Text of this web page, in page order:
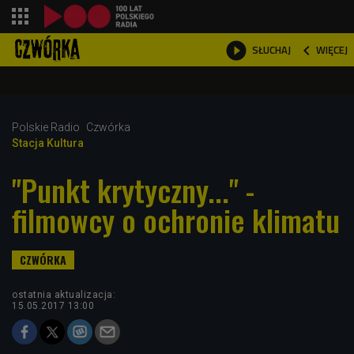
 SŁUCHAJ  WIĘCEJ

Polskie Radio
Czwórka
Stacja Kultura
"Punkt krytyczny..." -
filmowcy o ochronie klimatu
ostatnia aktualizacja:
15.05.2017 13:00